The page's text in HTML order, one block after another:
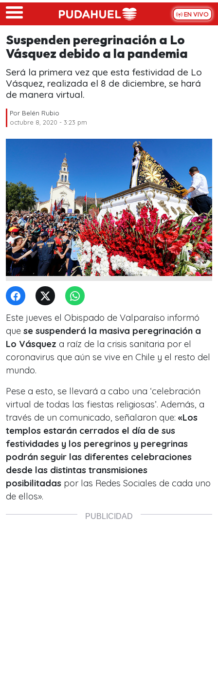
Skip to main content
EN VIVO
Suspenden peregrinación a Lo
Vásquez debido a la pandemia
Será la primera vez que esta festividad de Lo
Vásquez, realizada el 8 de diciembre, se hará
de manera virtual.
Por Belén Rubio
octubre 8, 2020 - 3:23 pm
Este jueves el Obispado de Valparaíso informó
que se suspenderá la masiva peregrinación a
Lo Vásquez a raíz de la crisis sanitaria por el
coronavirus que aún se vive en Chile y el resto del
mundo.
Pese a esto, se llevará a cabo una ‘celebración
virtual de todas las fiestas religiosas’. Además, a
través de un comunicado, señalaron que: «Los
templos estarán cerrados el día de sus
festividades y los peregrinos y peregrinas
podrán seguir las diferentes celebraciones
desde las distintas transmisiones
posibilitadas por las Redes Sociales de cada uno
de ellos».